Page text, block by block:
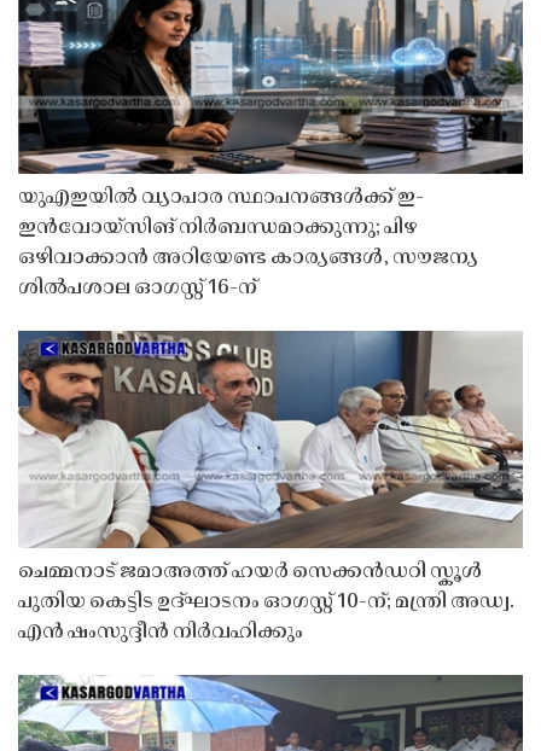
യുഎഇയിൽ വ്യാപാര സ്ഥാപനങ്ങൾക്ക് ഇ-
ഇൻവോയ്സിങ് നിർബന്ധമാക്കുന്നു; പിഴ
ഒഴിവാക്കാൻ അറിയേണ്ട കാര്യങ്ങൾ, സൗജന്യ
ശിൽപശാല ഓഗസ്റ്റ് 16-ന്
ചെമ്മനാട് ജമാഅത്ത് ഹയർ സെക്കൻഡറി സ്കൂൾ
പുതിയ കെട്ടിട ഉദ്ഘാടനം ഓഗസ്റ്റ് 10-ന്; മന്ത്രി അഡ്വ.
എൻ ഷംസുദ്ദീൻ നിർവഹിക്കും